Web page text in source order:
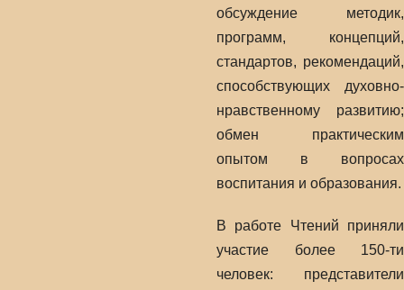
обсуждение методик,
программ, концепций,
стандартов, рекомендаций,
способствующих духовно-
нравственному развитию;
обмен практическим
опытом в вопросах
воспитания и образования.
В работе Чтений приняли
участие более 150-ти
человек: представители